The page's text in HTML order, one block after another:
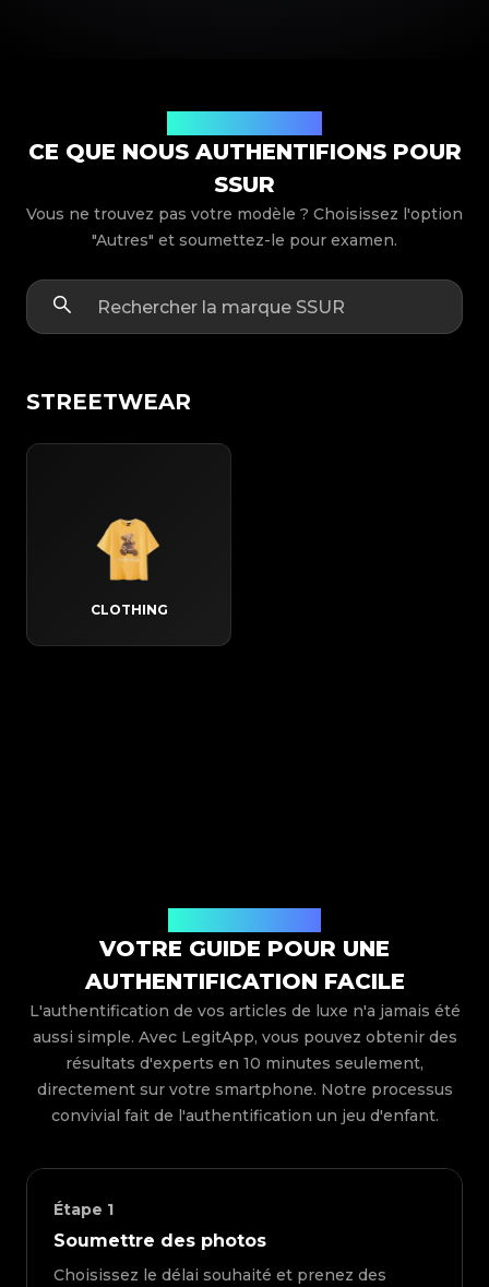
CE QUE NOUS AUTHENTIFIONS POUR
SSUR
Vous ne trouvez pas votre modèle ? Choisissez l'option
"Autres" et soumettez-le pour examen.
STREETWEAR
CLOTHING
VOTRE GUIDE POUR UNE
AUTHENTIFICATION FACILE
L'authentification de vos articles de luxe n'a jamais été
aussi simple. Avec LegitApp, vous pouvez obtenir des
résultats d'experts en 10 minutes seulement,
directement sur votre smartphone. Notre processus
convivial fait de l'authentification un jeu d'enfant.
Étape 1
Soumettre des photos
Choisissez le délai souhaité et prenez des